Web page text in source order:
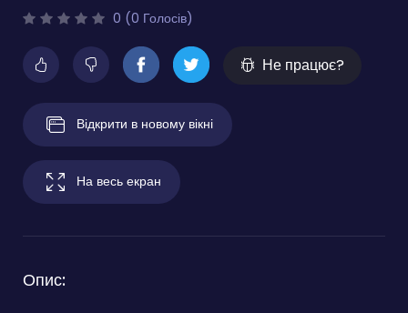
0 (0 Голосів)
Не працює?
Відкрити в новому вікні
На весь екран
Опис: